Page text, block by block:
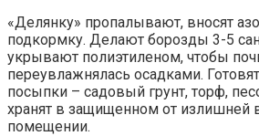
«Делянку» пропалывают, вносят
подкормку. Делают борозды 3-5
укрывают полиэтиленом, чтобы
переувлажнялась осадками.
посыпки – садовый грунт, торф,
хранят в защищенном от излишней
помещении.